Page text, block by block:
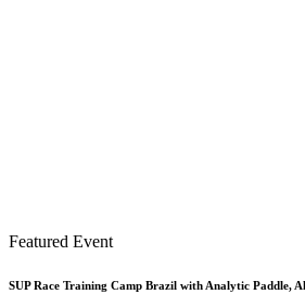
Featured Event
SUP Race Training Camp Brazil with Analytic Paddle,